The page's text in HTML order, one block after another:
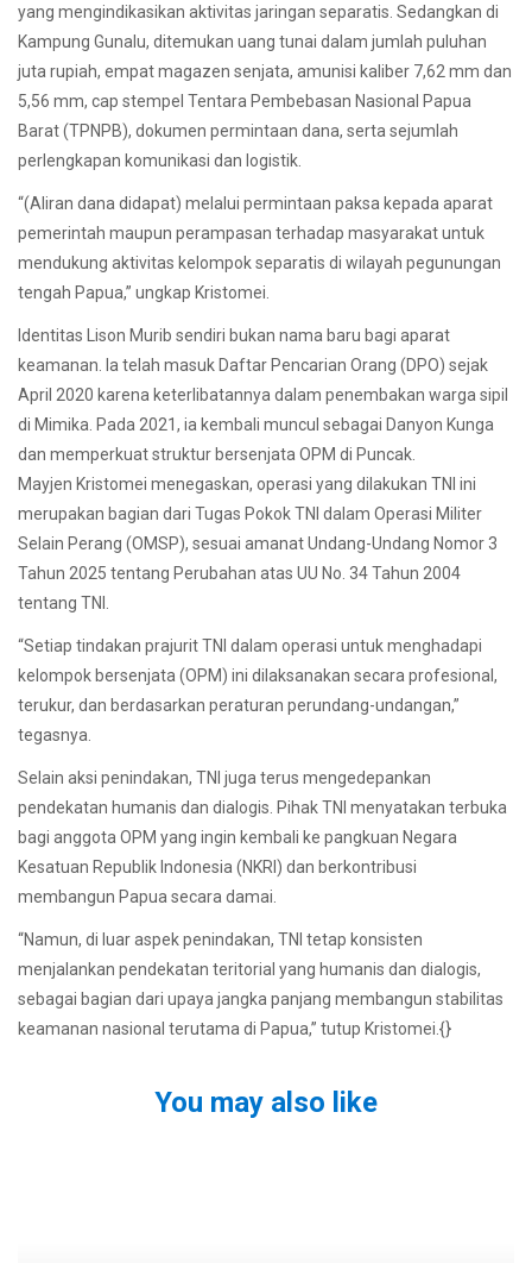
yang mengindikasikan aktivitas jaringan separatis. Sedangkan di
Kampung Gunalu, ditemukan uang tunai dalam jumlah puluhan
juta rupiah, empat magazen senjata, amunisi kaliber 7,62 mm dan
5,56 mm, cap stempel Tentara Pembebasan Nasional Papua
Barat (TPNPB), dokumen permintaan dana, serta sejumlah
perlengkapan komunikasi dan logistik.
“(Aliran dana didapat) melalui permintaan paksa kepada aparat
pemerintah maupun perampasan terhadap masyarakat untuk
mendukung aktivitas kelompok separatis di wilayah pegunungan
tengah Papua,” ungkap Kristomei.
Identitas Lison Murib sendiri bukan nama baru bagi aparat
keamanan. Ia telah masuk Daftar Pencarian Orang (DPO) sejak
April 2020 karena keterlibatannya dalam penembakan warga sipil
di Mimika. Pada 2021, ia kembali muncul sebagai Danyon Kunga
dan memperkuat struktur bersenjata OPM di Puncak.
Mayjen Kristomei menegaskan, operasi yang dilakukan TNI ini
merupakan bagian dari Tugas Pokok TNI dalam Operasi Militer
Selain Perang (OMSP), sesuai amanat Undang-Undang Nomor 3
Tahun 2025 tentang Perubahan atas UU No. 34 Tahun 2004
tentang TNI.
“Setiap tindakan prajurit TNI dalam operasi untuk menghadapi
kelompok bersenjata (OPM) ini dilaksanakan secara profesional,
terukur, dan berdasarkan peraturan perundang-undangan,”
tegasnya.
Selain aksi penindakan, TNI juga terus mengedepankan
pendekatan humanis dan dialogis. Pihak TNI menyatakan terbuka
bagi anggota OPM yang ingin kembali ke pangkuan Negara
Kesatuan Republik Indonesia (NKRI) dan berkontribusi
membangun Papua secara damai.
“Namun, di luar aspek penindakan, TNI tetap konsisten
menjalankan pendekatan teritorial yang humanis dan dialogis,
sebagai bagian dari upaya jangka panjang membangun stabilitas
keamanan nasional terutama di Papua,” tutup Kristomei.{}
You may also like